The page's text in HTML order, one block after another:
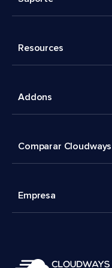
Resources
Addons
Comparar Cloudways
Empresa